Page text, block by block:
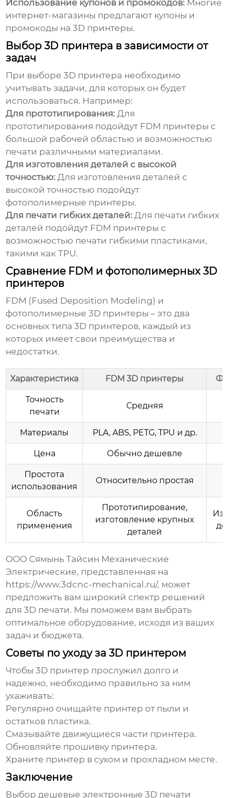
Использование купонов и промокодов: Многие
интернет-магазины предлагают купоны и
промокоды на 3D принтеры.
Выбор 3D принтера в зависимости от
задач
При выборе 3D принтера необходимо
учитывать задачи, для которых он будет
использоваться. Например:
Для прототипирования: Для
прототипирования подойдут FDM принтеры с
большой рабочей областью и возможностью
печати различными материалами.
Для изготовления деталей с высокой
точностью: Для изготовления деталей с
высокой точностью подойдут
фотополимерные принтеры.
Для печати гибких деталей: Для печати гибких
деталей подойдут FDM принтеры с
возможностью печати гибкими пластиками,
такими как TPU.
Сравнение FDM и фотополимерных 3D
принтеров
FDM (Fused Deposition Modeling) и
фотополимерные 3D принтеры – это два
основных типа 3D принтеров, каждый из
которых имеет свои преимущества и
недостатки.
Характеристика FDM 3D принтеры
Точность
печати
Средняя
Материалы PLA, ABS, PETG, TPU и др.
Цена Обычно дешевле
Простота
использования
Относительно простая
Область
применения
Прототипирование,
изготовление крупных
деталей
ООО Сямынь Тайсин Механические
Электрические, представленная на
https://www.3dcnc-mechanical.ru/, может
предложить вам широкий спектр решений
для 3D печати. Мы поможем вам выбрать
оптимальное оборудование, исходя из ваших
задач и бюджета.
Советы по уходу за 3D принтером
Чтобы 3D принтер прослужил долго и
надежно, необходимо правильно за ним
ухаживать:
Регулярно очищайте принтер от пыли и
остатков пластика.
Смазывайте движущиеся части принтера.
Обновляйте прошивку принтера.
Храните принтер в сухом и прохладном месте.
Заключение
Выбордешевые электронные 3D печати